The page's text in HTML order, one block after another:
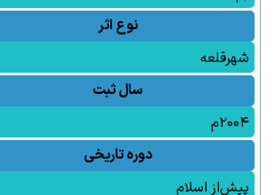
نوع اثر
شهرقلعه
سال ثبت
۲۰۰۴م
دوره تاریخی
پیش‌از اسلام